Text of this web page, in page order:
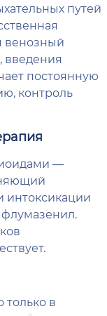
путей
венозный
введения
постоянную
контроль
—
интоксикации
в